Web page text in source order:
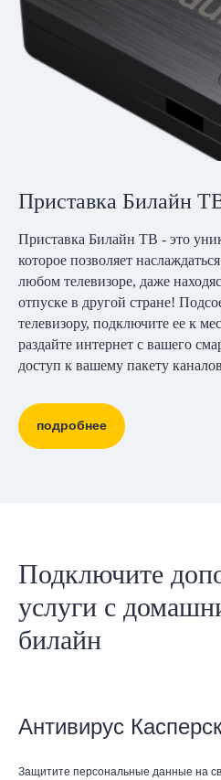
Приставка Билайн
Приставка Билайн ТВ - это
которое позволяет
любом телевизоре, даже
отпуске в другой стране!
телевизору, подключите ее к
раздайте интернет с вашего
доступ к вашему пакету
подробнее
Подключите
услуги с
билайн
Антивирус
Защитите персональные данные на